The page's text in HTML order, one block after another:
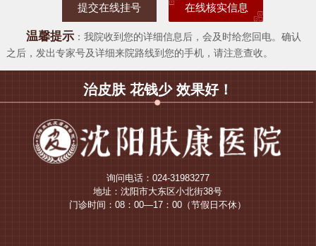
在线核实信息
温馨提示：我院收到您的详细信息后，会及时给您回电。确认
之后，发出专家号及详细来院路线到您的手机，请注意查收。
治皮肤 花钱少 效果好！
询问电话：024-31983277
地址：沈阳市大东区小北街38号
门诊时间：08：00—17：00（节假日不休）